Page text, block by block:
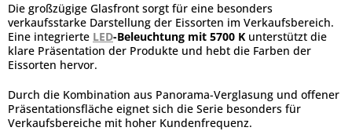
Die großzügige Glasfront sorgt für eine besonders
verkaufsstarke Darstellung der Eissorten im Verkaufsbereich.
Eine integrierte LED-Beleuchtung mit 5700 K unterstützt die
klare Präsentation der Produkte und hebt die Farben der
Eissorten hervor.
Durch die Kombination aus Panorama-Verglasung und offener
Präsentationsfläche eignet sich die Serie besonders für
Verkaufsbereiche mit hoher Kundenfrequenz.